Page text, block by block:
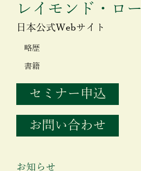
レイモンド・ロー
日本公式Webサイト
略歴
書籍
セミナー申込
お問い合わせ
お知らせ